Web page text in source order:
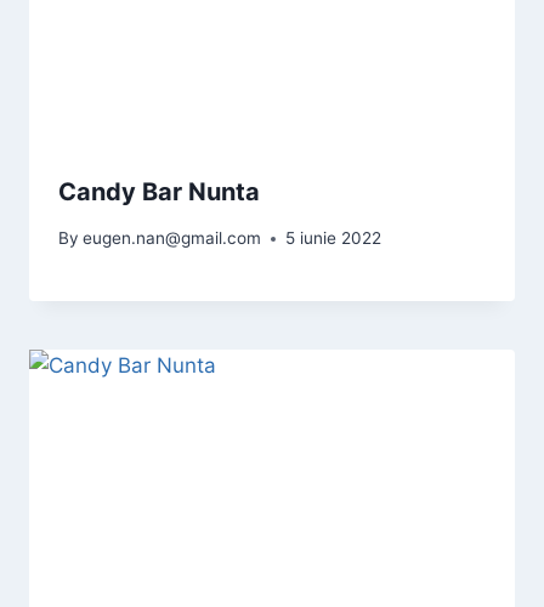
Candy Bar Nunta
By eugen.nan@gmail.com 5 iunie 2022